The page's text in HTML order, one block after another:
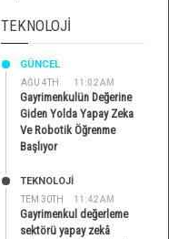
TEKNOLOJI
AĞU 4TH 11:02 AM
GÜNCEL
Gayrimenkulün Değerine
Giden Yolda Yapay Zeka
Ve Robotik Öğrenme
Başlıyor
TEM 30TH 11:42 AM
TEKNOLOJİ
Gayrimenkul değerleme
sektörü yapay zekâ